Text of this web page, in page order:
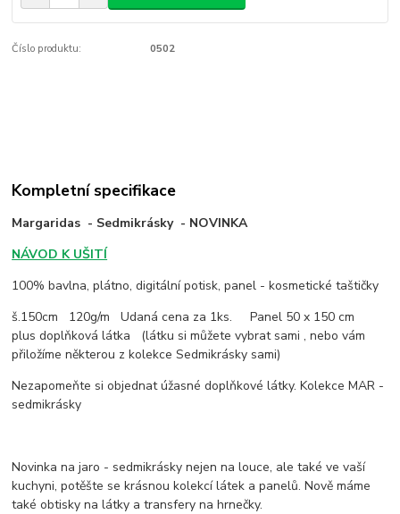
Číslo produktu: 0502
Kompletní specifikace
Margaridas - Sedmikrásky - NOVINKA
NÁVOD K UŠITÍ
100% bavlna, plátno, digitální potisk, panel - kosmetické taštičky
š.150cm 120g/m Udaná cena za 1ks. Panel 50 x 150 cm
plus doplňková látka (látku si můžete vybrat sami , nebo vám
přiložíme některou z kolekce Sedmikrásky sami)
Nezapomeňte si objednat úžasné doplňkové látky. Kolekce MAR -
sedmikrásky
Novinka na jaro - sedmikrásky nejen na louce, ale také ve vaší
kuchyni, potěšte se krásnou kolekcí látek a panelů. Nově máme
také obtisky na látky a transfery na hrnečky.